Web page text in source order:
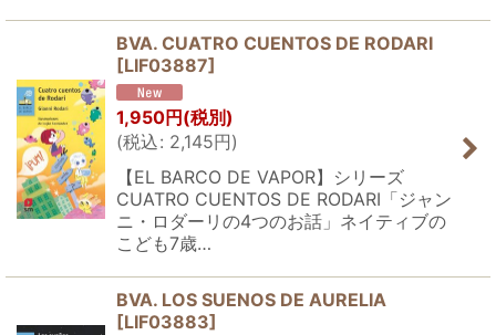
BVA. CUATRO CUENTOS DE RODARI
[LIF03887]
1,950円 (税別)
(税込: 2,145円)
【EL BARCO DE VAPOR】シリーズ
CUATRO CUENTOS DE RODARI「ジャン
ニ・ロダーリの4つのお話」ネイティブの
こども7歳…
BVA. LOS SUENOS DE AURELIA
[LIF03883]